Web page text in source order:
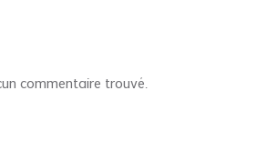
commentaire trouvé.